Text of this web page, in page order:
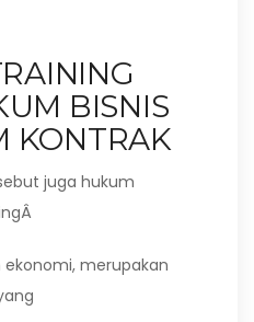
BISNIS
KONTRAK
juga hukum
merupakan